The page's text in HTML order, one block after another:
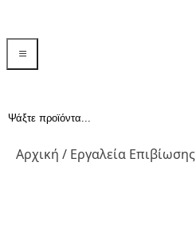
Αναζήτηση...
Αρχική / Εργαλεία Επιβίωσης